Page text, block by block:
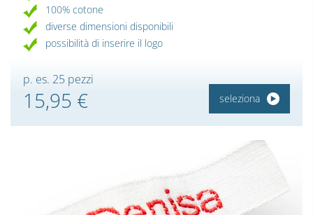
100% cotone
diverse dimensioni disponibili
possibilità di inserire il logo
p. es. 25 pezzi
15,95 € seleziona